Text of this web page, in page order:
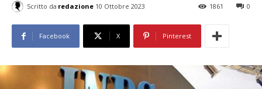
Scritto da redazione 10 Ottobre 2023 0
1861
Facebook X Pinterest